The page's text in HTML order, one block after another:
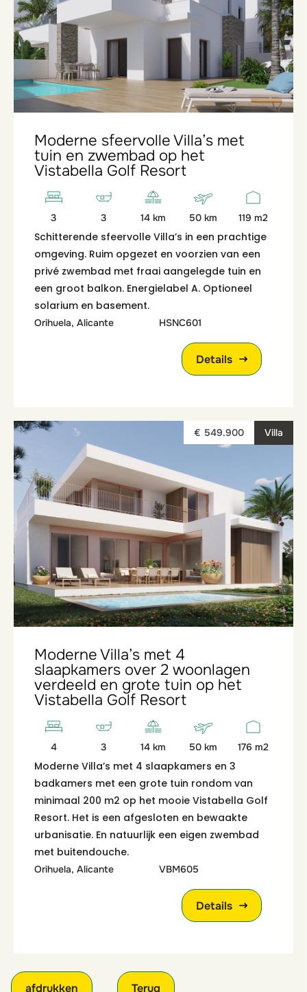
Moderne sfeervolle Villa’s met
tuin en zwembad op het
Vistabella Golf Resort
3 3 14 km 50 km 119 m2
Schitterende sfeervolle Villa’s in een prachtige
omgeving. Ruim opgezet en voorzien van een
privé zwembad met fraai aangelegde tuin en
een groot balkon. Energielabel A. Optioneel
solarium en basement.
Orihuela, Alicante HSNC601
Details
Villa
€ 549.900
Moderne Villa’s met 4
slaapkamers over 2 woonlagen
verdeeld en grote tuin op het
Vistabella Golf Resort
4 3 14 km 50 km 176 m2
Moderne Villa’s met 4 slaapkamers en 3
badkamers met een grote tuin rondom van
minimaal 200 m2 op het mooie Vistabella Golf
Resort. Het is een afgesloten en bewaakte
urbanisatie. En natuurlijk een eigen zwembad
met buitendouche.
Orihuela, Alicante VBM605
Details
afdrukken Terug